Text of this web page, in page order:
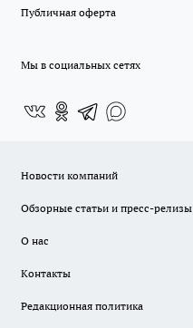
Публичная оферта
Мы в социальных сетях
Новости компаний
Обзорные статьи и пресс-релизы
О нас
Контакты
Редакционная политика